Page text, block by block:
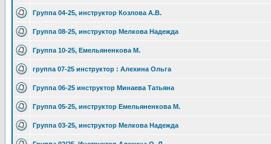
Группа 04-25, инструктор Козлова А.В.
Группа 08-25, инструктор Мелкова Надежда
Группа 10-25, Емельяненкова М.
группа 07-25 инструктор : Алехина Ольга
Группа 06-25 инструктор Минаева Татьяна
Группа 05-25, инструктор Емельяненкова М.
Группа 03-25, инструктор Мелкова Надежда